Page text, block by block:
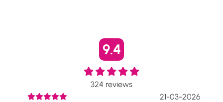
9.4
324 reviews
21-03-2026